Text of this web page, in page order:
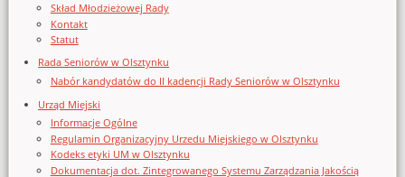
Skład Młodzieżowej Rady
Kontakt
Statut
Rada Seniorów w Olsztynku
Nabór kandydatów do II kadencji Rady Seniorów w Olsztynku
Urząd Miejski
Informacje Ogólne
Regulamin Organizacyjny Urzedu Miejskiego w Olsztynku
Kodeks etyki UM w Olsztynku
Dokumentacja dot. Zintegrowanego Systemu Zarządzania Jakością